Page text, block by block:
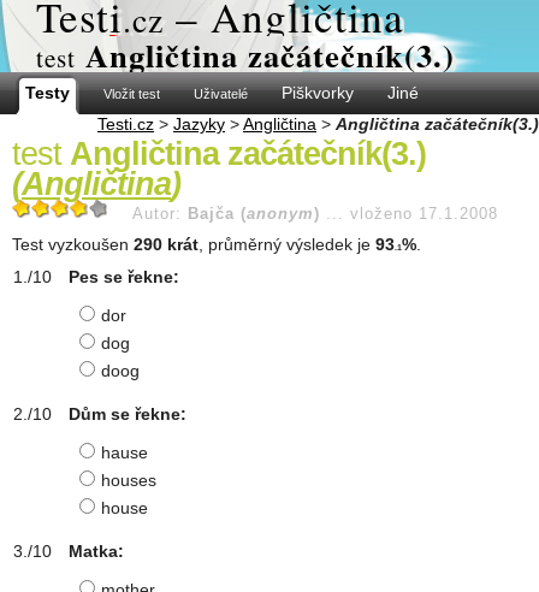
Testi.cz – Angličtina
test Angličtina začátečník(3.)
Testy Vložit test Uživatelé Piškvorky
Jiné
Testi.cz > Jazyky >Angličtina > Angličtina začátečník(3.)
test Angličtina začátečník(3.)
(Angličtina)
Autor: Bajča (anonym ) ... vloženo 17.1.2008
Test vyzkoušen 290 krát , průměrný výsledek je 93 .1 %
Pes se řekne:
dor
dog
doog
Dům se řekne:
hause
houses
house
Matka: